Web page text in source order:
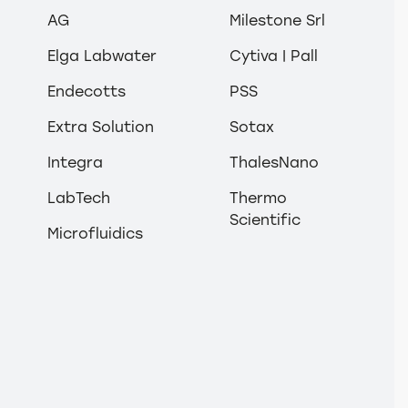
Mersin
Satış Mühendisi Hilal KAPAN
hilal.kapan@anamed.com.tr
AG
Elga Labwater
Endecotts
Extra Solution
Integra
LabTech
Microfluidics
Milestone Srl
Cytiva | Pall
PSS
Sotax
ThalesNano
Thermo
Scientific